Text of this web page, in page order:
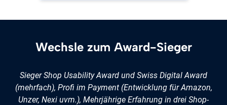
Wechsle zum Award-Sieger
Sieger Shop Usability Award und Swiss Digital Award
(mehrfach), Profi im Payment (Entwicklung für Amazon,
Unzer, Nexi uvm.), Mehrjährige Erfahrung in drei Shop-